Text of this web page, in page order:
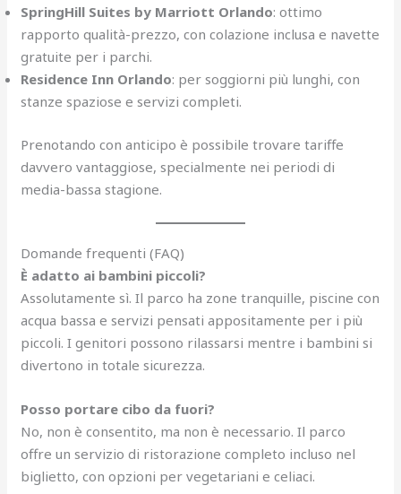
SpringHill Suites by Marriott Orlando: ottimo
rapporto qualità-prezzo, con colazione inclusa e navette
gratuite per i parchi.
Residence Inn Orlando: per soggiorni più lunghi, con
stanze spaziose e servizi completi.
Prenotando con anticipo è possibile trovare tariffe
davvero vantaggiose, specialmente nei periodi di
media-bassa stagione.
Domande frequenti (FAQ)
È adatto ai bambini piccoli?
Assolutamente sì. Il parco ha zone tranquille, piscine con
acqua bassa e servizi pensati appositamente per i più
piccoli. I genitori possono rilassarsi mentre i bambini si
divertono in totale sicurezza.
Posso portare cibo da fuori?
No, non è consentito, ma non è necessario. Il parco
offre un servizio di ristorazione completo incluso nel
biglietto, con opzioni per vegetariani e celiaci.